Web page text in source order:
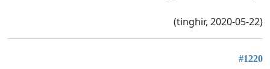
(tinghir, 2020-05-22)
#1220